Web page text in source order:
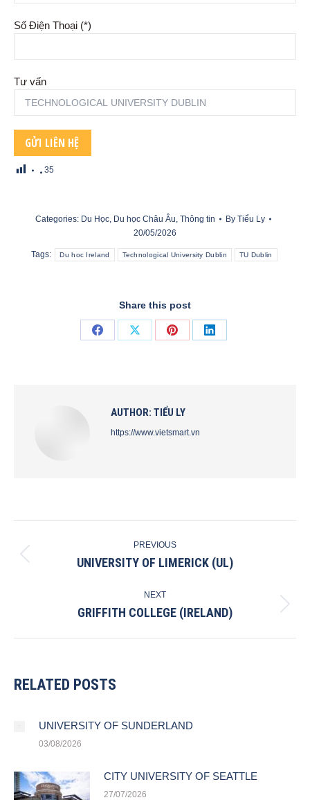
Số Điện Thoại (*)
Tư vấn
35
Categories: Du Học, Du học Châu Âu, Thông tin By Tiểu Ly
20/05/2026
Tags: Du hoc Ireland Technological University Dublin TU Dublin
Share this post
Share
Share
Share
Share
AUTHOR: TIỂU LY
https://www.vietsmart.vn
NAVIGATION
PREVIOUS
Previous
UNIVERSITY OF LIMERICK (UL)
NEXT
Next
GRIFFITH COLLEGE (IRELAND)
RELATED POSTS
UNIVERSITY OF SUNDERLAND
03/08/2026
CITY UNIVERSITY OF SEATTLE
27/07/2026